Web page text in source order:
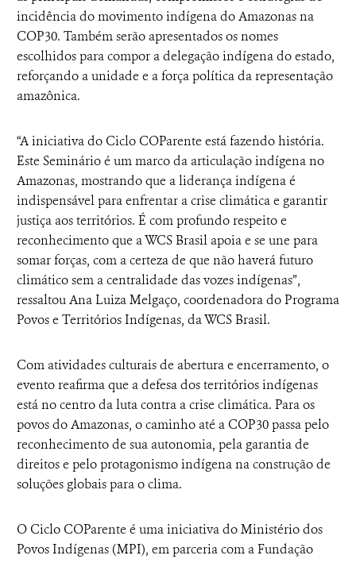
incidência do movimento indígena do Amazonas na
COP30. Também serão apresentados os nomes
escolhidos para compor a delegação indígena do estado,
reforçando a unidade e a força política da representação
amazônica.
“A iniciativa do Ciclo COParente está fazendo história.
Este Seminário é um marco da articulação indígena no
Amazonas, mostrando que a liderança indígena é
indispensável para enfrentar a crise climática e garantir
justiça aos territórios. É com profundo respeito e
reconhecimento que a WCS Brasil apoia e se une para
somar forças, com a certeza de que não haverá futuro
climático sem a centralidade das vozes indígenas”,
ressaltou Ana Luiza Melgaço, coordenadora do Programa
Povos e Territórios Indígenas, da WCS Brasil.
Com atividades culturais de abertura e encerramento, o
evento reafirma que a defesa dos territórios indígenas
está no centro da luta contra a crise climática. Para os
povos do Amazonas, o caminho até a COP30 passa pelo
reconhecimento de sua autonomia, pela garantia de
direitos e pelo protagonismo indígena na construção de
soluções globais para o clima.
O Ciclo COParente é uma iniciativa do Ministério dos
Povos Indígenas (MPI), em parceria com a Fundação